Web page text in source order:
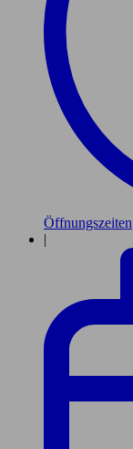
Öffnungszeiten
|